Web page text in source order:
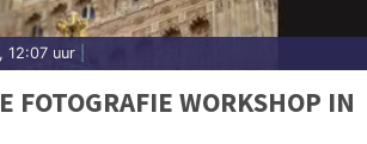
12:07 uur
FOTOGRAFIE WORKSHOP IN